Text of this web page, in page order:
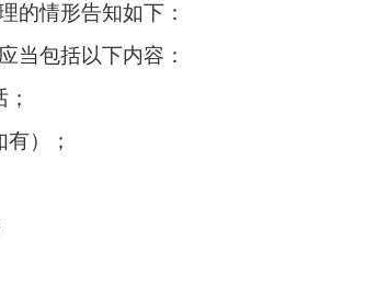
的情形告知如下：
当包括以下内容：
）；